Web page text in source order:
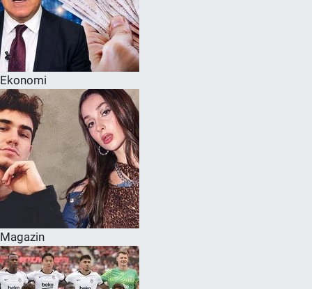
Ekonomi
Magazin